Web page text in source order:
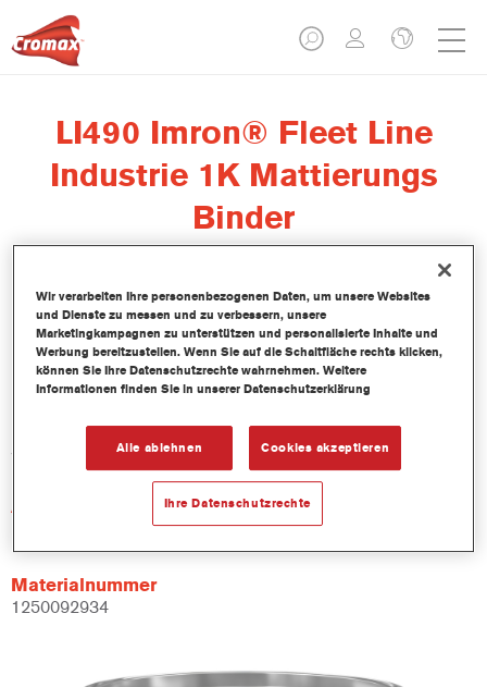
LI490 Imron® Fleet Line
Industrie 1K Mattierungs
Binder
Produktmerkmale
Produktvariante
3.5LT
Artikelnummer
Materialnummer
1250092934
Wir verarbeiten Ihre personenbezogenen Daten, um unsere Websites
und Dienste zu messen und zu verbessern, unsere
Marketingkampagnen zu unterstützen und personalisierte Inhalte und
Werbung bereitzustellen. Wenn Sie auf die Schaltfläche rechts klicken,
können Sie Ihre Datenschutzrechte wahrnehmen. Weitere
Informationen finden Sie in unserer Datenschutzerklärung
Alle ablehnen Cookies akzeptieren
Ihre Datenschutzrechte